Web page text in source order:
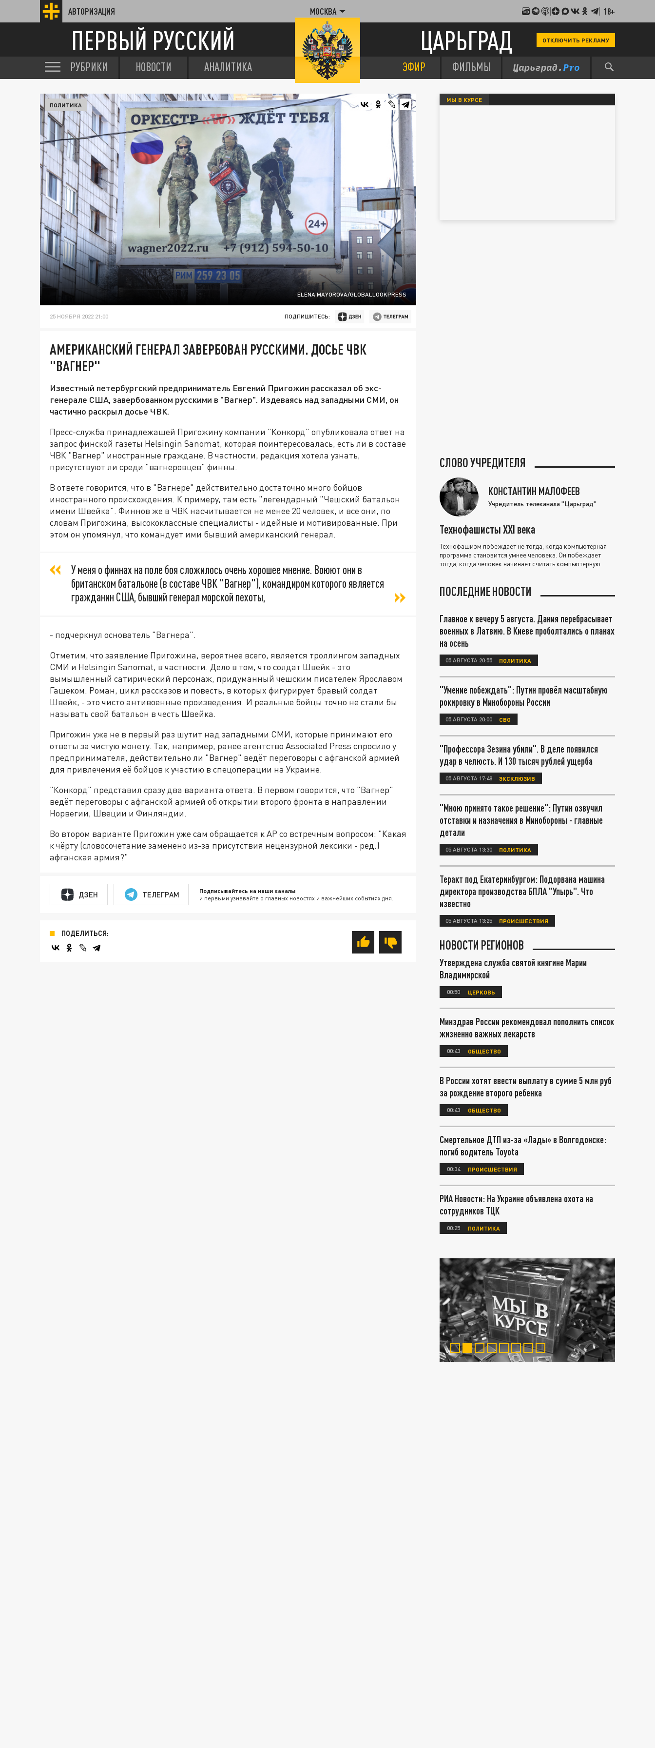
АВТОРИЗАЦИЯ МОСКВА 18+
ПЕРВЫЙ РУССКИЙ ЦАРЬГРАД ОТКЛЮЧИТЬ РЕКЛАМУ
РУБРИКИ НОВОСТИ АНАЛИТИКА ЭФИР ФИЛЬМЫ
ELENA MAYOROVA/GLOBALLOOKPRESS
ПОЛИТИКА
25 НОЯБРЯ 2022 21:00 ПОДПИШИТЕСЬ:
АМЕРИКАНСКИЙ ГЕНЕРАЛ ЗАВЕРБОВАН РУССКИМИ. ДОСЬЕ ЧВК
"ВАГНЕР"
Известный петербургский предприниматель Евгений Пригожин рассказал об экс-
генерале США, завербованном русскими в "Вагнер". Издеваясь над западными СМИ, он
частично раскрыл досье ЧВК.
Пресс-служба принадлежащей Пригожину компании "Конкорд" опубликовала ответ на
запрос финской газеты Helsingin Sanomat, которая поинтересовалась, есть ли в составе
ЧВК "Вагнер" иностранные граждане. В частности, редакция хотела узнать,
присутствуют ли среди "вагнеровцев" финны.
В ответе говорится, что в "Вагнере" действительно достаточно много бойцов
иностранного происхождения. К примеру, там есть "легендарный "Чешский батальон
имени Швейка". Финнов же в ЧВК насчитывается не менее 20 человек, и все они, по
словам Пригожина, высококлассные специалисты - идейные и мотивированные. При
этом он упомянул, что командует ими бывший американский генерал.
У меня о финнах на поле боя сложилось очень хорошее мнение. Воюют они в
британском батальоне (в составе ЧВК "Вагнер"), командиром которого является
гражданин США, бывший генерал морской пехоты,
- подчеркнул основатель "Вагнера".
Отметим, что заявление Пригожина, вероятнее всего, является троллингом западных
СМИ и Helsingin Sanomat, в частности. Дело в том, что солдат Швейк - это
вымышленный сатирический персонаж, придуманный чешским писателем Ярославом
Гашеком. Роман, цикл рассказов и повесть, в которых фигурирует бравый солдат
Швейк, - это чисто антивоенные произведения. И реальные бойцы точно не стали бы
называть свой батальон в честь Швейка.
Пригожин уже не в первый раз шутит над западными СМИ, которые принимают его
ответы за чистую монету. Так, например, ранее агентство Associated Рress спросило у
предпринимателя, действительно ли "Вагнер" ведёт переговоры с афганской армией
для привлечения её бойцов к участию в спецоперации на Украине.
"Конкорд" представил сразу два варианта ответа. В первом говорится, что "Вагнер"
ведёт переговоры с афганской армией об открытии второго фронта в направлении
Норвегии, Швеции и Финляндии.
Во втором варианте Пригожин уже сам обращается к AP со встречным вопросом: "Какая
к чёрту (словосочетание заменено из-за присутствия нецензурной лексики - ред.)
афганская армия?"
ДЗЕН ТЕЛЕГРАМ Подписывайтесь на наши каналы
и первыми узнавайте о главных новостях и важнейших событиях дня.
ПОДЕЛИТЬСЯ:
МЫ В КУРСЕ
СЛОВО УЧРЕДИТЕЛЯ
КОНСТАНТИН МАЛОФЕЕВ
Учредитель телеканала "Царьград"
Технофашисты XXI века
Технофашизм побеждает не тогда, когда компьютерная
программа становится умнее человека. Он побеждает
тогда, когда человек начинает считать компьютерную
ПОСЛЕДНИЕ НОВОСТИ
Главное к вечеру 5 августа. Дания перебрасывает
военных в Латвию. В Киеве проболтались о планах
на осень
05 АВГУСТА 20:55 ПОЛИТИКА
"Умение побеждать": Путин провёл масштабную
рокировку в Минобороны России
05 АВГУСТА 20:00 СВО
"Профессора Зезина убили". В деле появился
удар в челюсть. И 130 тысяч рублей ущерба
05 АВГУСТА 17:48 ЭКСКЛЮЗИВ
"Мною принято такое решение": Путин озвучил
отставки и назначения в Минобороны - главные
детали
05 АВГУСТА 13:30 ПОЛИТИКА
Теракт под Екатеринбургом: Подорвана машина
директора производства БПЛА "Упырь". Что
известно
05 АВГУСТА 13:25 ПРОИСШЕСТВИЯ
НОВОСТИ РЕГИОНОВ
Утверждена служба святой княгине Марии
Владимирской
00:50 ЦЕРКОВЬ
Минздрав России рекомендовал пополнить список
жизненно важных лекарств
00:43 ОБЩЕСТВО
В России хотят ввести выплату в сумме 5 млн руб
за рождение второго ребенка
00:43 ОБЩЕСТВО
Смертельное ДТП из-за «Лады» в Волгодонске:
погиб водитель Toyota
00:34 ПРОИСШЕСТВИЯ
РИА Новости: На Украине объявлена охота на
сотрудников ТЦК
00:25 ПОЛИТИКА